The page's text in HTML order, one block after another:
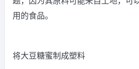
用的食品。
将大豆糖蜜制成塑料